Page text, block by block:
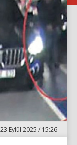
23 Eylül 2025 / 15:26